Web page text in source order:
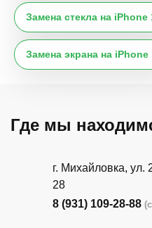
Замена стекла на iPhone
Замена экрана на iPhone
Где мы
г. Михайловка, ул.
28
8 (931) 109-28-88